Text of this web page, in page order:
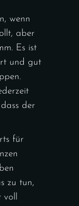
wenn
aber
Es ist
und gut
der
für
zu tun,
voll